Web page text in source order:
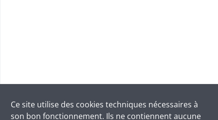
Ce site utilise des cookies techniques nécessaires à
son bon fonctionnement. Ils ne contiennent aucune